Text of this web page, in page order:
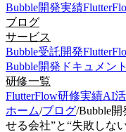
Bubble開発実績
ブログ
サービス
Bubble受託開発
Bubble開発ドキュメント
研修一覧
FlutterFlow研修実績AI
ホーム/ブログ/Bubble
せる会社”と“失敗しな